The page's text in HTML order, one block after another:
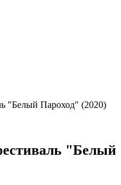
"Белый Пароход" (2020)
"Белый